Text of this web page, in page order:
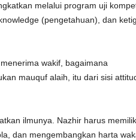
melalui program uji
(pengetahuan), dan
wakif, bagaimana
mauquf alaih, itu dari sisi
ilmunya. Nazhir harus
dan mengembangkan harta